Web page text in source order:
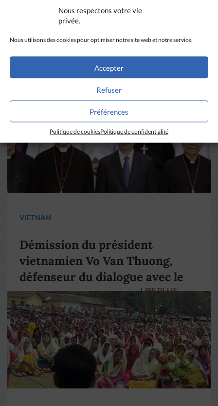
Nous respectons votre vie
privée.
Nous utilisons des cookies pour optimiser notre site web et notre service.
Accepter
Refuser
Préférences
Politique de cookiesPolitique de confidentialité
DIVERS HORIZONS
semaine du 18 mars
VIETNAM
Démission du président
vietnamien Vo Van Thuong,
défenseur du dialogue avec le
pape François
LIRE PLUS →